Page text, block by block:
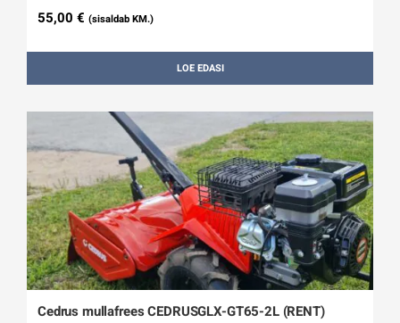
55,00 € (sisaldab KM.)
LOE EDASI
Cedrus mullafrees CEDRUSGLX-GT65-2L (RENT)